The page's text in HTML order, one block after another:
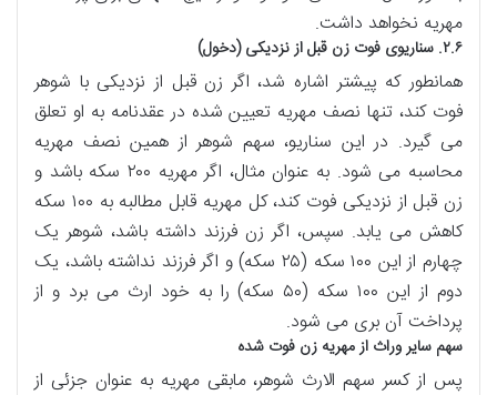
مهریه نخواهد داشت.
۲.۶. سناریوی فوت زن قبل از نزدیکی (دخول)
همانطور که پیشتر اشاره شد، اگر زن قبل از نزدیکی با شوهر
فوت کند، تنها نصف مهریه تعیین شده در عقدنامه به او تعلق
می گیرد. در این سناریو، سهم شوهر از همین نصف مهریه
محاسبه می شود. به عنوان مثال، اگر مهریه ۲۰۰ سکه باشد و
زن قبل از نزدیکی فوت کند، کل مهریه قابل مطالبه به ۱۰۰ سکه
کاهش می یابد. سپس، اگر زن فرزند داشته باشد، شوهر یک
چهارم از این ۱۰۰ سکه (۲۵ سکه) و اگر فرزند نداشته باشد، یک
دوم از این ۱۰۰ سکه (۵۰ سکه) را به خود ارث می برد و از
پرداخت آن بری می شود.
سهم سایر وراث از مهریه زن فوت شده
پس از کسر سهم الارث شوهر، مابقی مهریه به عنوان جزئی از